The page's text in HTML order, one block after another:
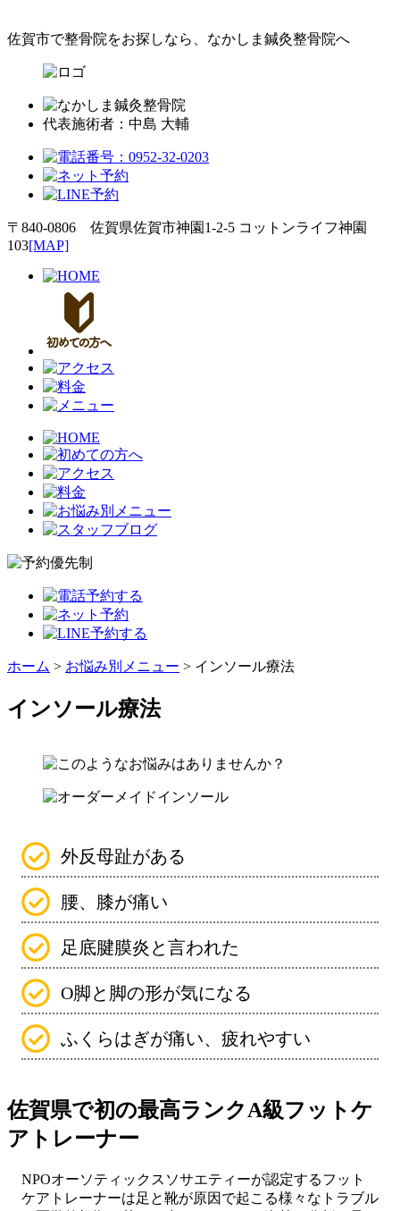
佐賀市で整骨院をお探しなら、なかしま鍼灸整骨院へ
代表施術者：中島 大輔
〒840-0806 佐賀県佐賀市神園1-2-5 コットンライフ神園
103[MAP]
ホーム > お悩み別メニュー > インソール療法
インソール療法
外反母趾がある
腰、膝が痛い
足底腱膜炎と言われた
O脚と脚の形が気になる
ふくらはぎが痛い、疲れやすい
佐賀県で初の最高ランクA級フットケ
アトレーナー
NPOオーソティックスソサエティーが認定するフット
ケアトレーナーは足と靴が原因で起こる様々なトラブル